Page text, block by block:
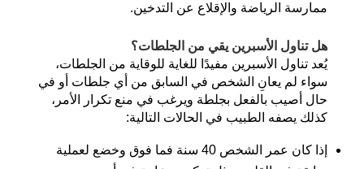
ممارسة الرياضة والإقلاع عن التدخين.
هل تناول الأسبرين يقي من الجلطات؟
يُعد تناول الأسبرين مفيدًا للغاية للوقاية من الجلطات،
سواء لم يعانِ الشخص في السابق من أي جلطات أو في
حال أصيب بالفعل بجلطة ويرغب في منع تكرار الأمر،
كذلك يصفه الطبيب في الحالات التالية:
إذا كان عمر الشخص 40 سنة فما فوق وخضع لعملية